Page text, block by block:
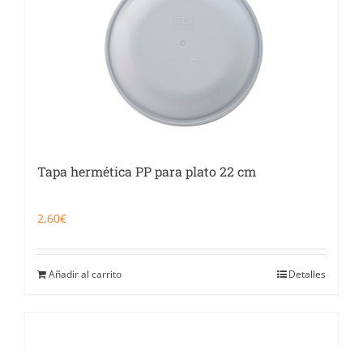
Tapa hermética PP para plato 22 cm
2,60€
Añadir al carrito Detalles